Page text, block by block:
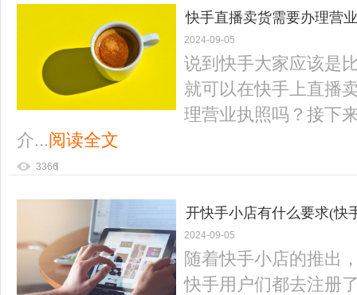
快手直播卖货需要办理营
2024-09-05
说到快手大家应该是
就可以在快手上直播
理营业执照吗？接下
介...阅读全文
3366
开快手小店有什么要求(快
2024-09-05
随着快手小店的推出
快手用户们都去注册